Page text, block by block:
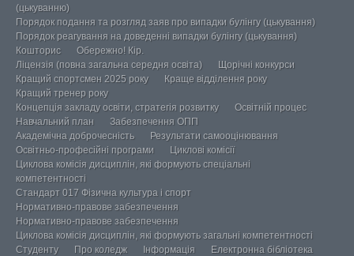
(цькуванню)
Порядок подання та розгляд заяв про випадки булінгу (цькування)
Порядок реагування на доведенні випадки булінгу (цькування)
Кошторис
Обережно! Кір.
Ліцензія (повна загальна середня освіта)
Щорічні конкурси
Кращий спортсмен 2025 року
Краще відділення року
Кращий тренер року
Концепція закладу освіти, стратегія розвитку
Освітній процес
Навчальний план
Забезпечення ОПП
Академічна доброчесність
Результати самооцінювання
Освітньо-професійні програми
Циклові комісії
Циклова комісія дисциплін, які формують спеціальні
компетентності
Стандарт 017 Фізична культура і спорт
Нормативно-правове забезпечення
Нормативно-правове забезпечення
Циклова комісія дисциплін, які формують загальні компетентності
Студенту
Про коледж Інформація
Електронна бібліотека